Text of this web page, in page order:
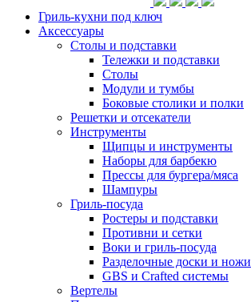
Гриль-кухни под ключ
Аксессуары
Столы и подставки
Тележки и подставки
Столы
Модули и тумбы
Боковые столики и полки
Решетки и отсекатели
Инструменты
Щипцы и инструменты
Наборы для барбекю
Прессы для бургера/мяса
Шампуры
Гриль-посуда
Ростеры и подставки
Противни и сетки
Воки и гриль-посуда
Разделочные доски и ножи
GBS и Crafted системы
Вертелы